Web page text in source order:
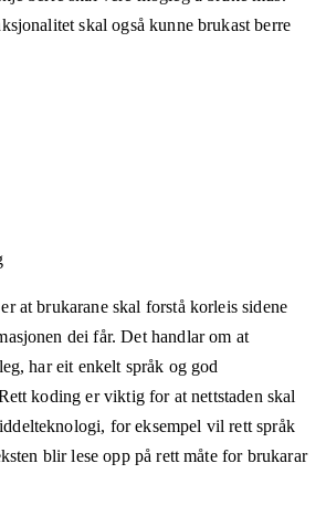
skal også kunne brukast berre
at brukarane skal forstå korleis sidene
dei får. Det handlar om at
har eit enkelt språk og god
koding er viktig for at nettstaden skal
for eksempel vil rett språk
blir lese opp på rett måte for brukarar